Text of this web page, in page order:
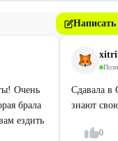
Очень
брала
ездить
Сдавала в
знают свою
0